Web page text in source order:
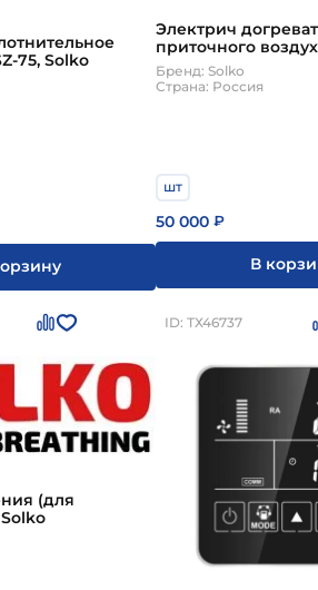
75, Solko
Электрич
приточного
горизонт
1000 м3/ч Solko
Бренд: Solko
Страна: Россия
шт
50 000 ₽
В
(для
ID: ТХ46737